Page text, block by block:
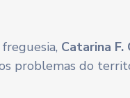
Catarina F.
problemas do